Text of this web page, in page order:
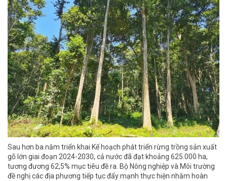
Sau hơn ba năm triển khai Kế hoạch phát triển rừng trồng sản xuất
gỗ lớn giai đoạn 2024-2030, cả nước đã đạt khoảng 625.000 ha,
tương đương 62,5% mục tiêu đề ra. Bộ Nông nghiệp và Môi trường
đề nghị các địa phương tiếp tục đẩy mạnh thực hiện nhằm hoàn